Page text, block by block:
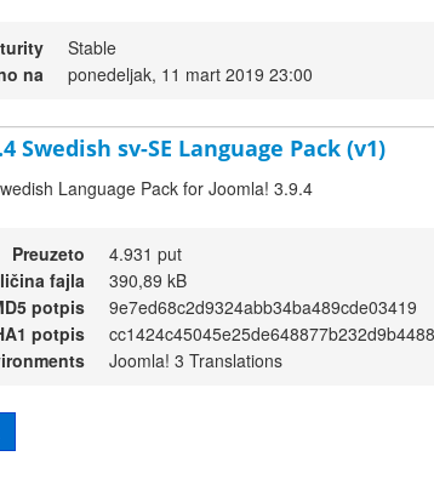
Stable
na
ponedeljak, 11 mart 2019 23:00
Swedish sv-SE Language Pack (v1)
Language Pack for Joomla! 3.9.4
Preuzeto
4.931 put
fajla
390,89 kB
potpis
9e7ed68c2d9324abb34ba489cde03419
potpis
Joomla! 3 Translations